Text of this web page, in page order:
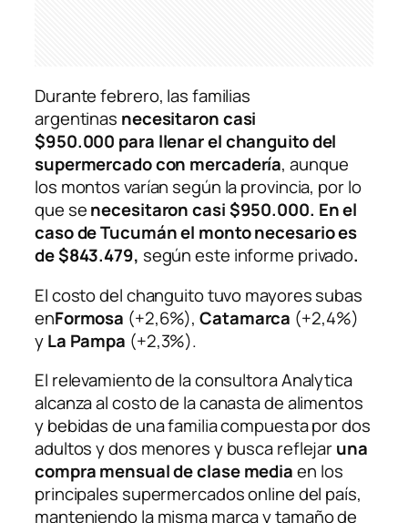
Durante febrero, las familias
argentinas necesitaron casi
$950.000 para llenar el changuito del
supermercado con mercadería, aunque
los montos varían según la provincia, por lo
que senecesitaron casi $950.000. En el
caso de Tucumán el monto necesario es
de $843.479, según este informe privado.
El costo del changuito tuvo mayores subas
enFormosa (+2,6%),Catamarca (+2,4%)
yLa Pampa (+2,3%).
El relevamiento de la consultoraAnalytica
alcanza alcosto de la canasta de alimentos
y bebidas de una familia compuesta por dos
adultos y dos menores y busca reflejaruna
compra mensual de clase mediaen los
principales supermercados online del país,
manteniendo la misma marca y tamaño de